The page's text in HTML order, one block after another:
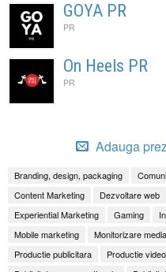
GOYA PR
PR
On Heels PR
PR
Adauga
Branding, design, packaging
Content Marketing
Dezvoltare web
Experiential Marketing
Gaming
Mobile marketing
Monitorizare media
Productie publicitara
Productie video